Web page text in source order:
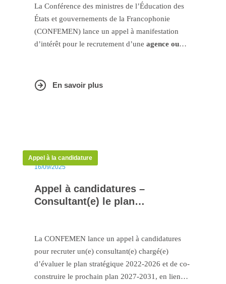
La Conférence des ministres de l’Éducation des
États et gouvernements de la Francophonie
(CONFEMEN) lance un appel à manifestation
d’intérêt pour le recrutement d’une agence ou
En savoir plus
Appel à la candidature
16/09/2025
Appel à candidatures –
Consultant(e) le plan
La CONFEMEN lance un appel à candidatures
pour recruter un(e) consultant(e) chargé(e)
d’évaluer le plan stratégique 2022-2026 et de co-
construire le prochain plan 2027-2031, en lien